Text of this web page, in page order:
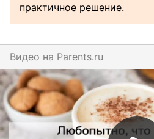
практичное решение.
Видео на parents.ru